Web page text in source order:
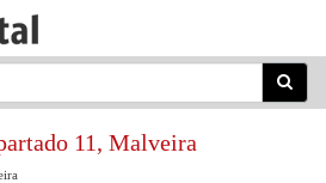
11, Malveira